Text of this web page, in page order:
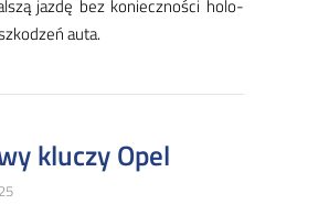
jaz­dę bez ko­niecz­no­ści ho­lo­
au­ta.
kluczy Opel